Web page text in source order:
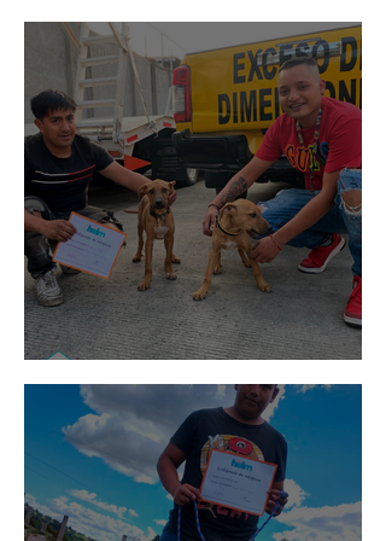
Rosa
Pedro Infante